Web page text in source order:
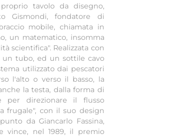
tavolo da disegno,
Gismondi, fondatore di
mobile, chiamata in
un matematico, insomma
scientifica". Realizzata con
un tubo, ed un sottile cavo
utilizzato dai pescatori
l'alto o verso il basso, la
la testa, dalla forma di
per direzionare il flusso
frugale", con il suo design
da Giancarlo Fassina,
vince, nel 1989, il premio